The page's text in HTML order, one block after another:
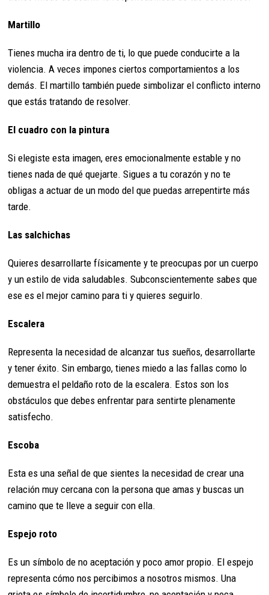
Martillo
Tienes mucha ira dentro de ti, lo que puede conducirte a la
violencia. A veces impones ciertos comportamientos a los
demás. El martillo también puede simbolizar el conflicto interno
que estás tratando de resolver.
El cuadro con la pintura
Si elegiste esta imagen, eres emocionalmente estable y no
tienes nada de qué quejarte. Sigues a tu corazón y no te
obligas a actuar de un modo del que puedas arrepentirte más
tarde.
Las salchichas
Quieres desarrollarte físicamente y te preocupas por un cuerpo
y un estilo de vida saludables. Subconscientemente sabes que
ese es el mejor camino para ti y quieres seguirlo.
Escalera
Representa la necesidad de alcanzar tus sueños, desarrollarte
y tener éxito. Sin embargo, tienes miedo a las fallas como lo
demuestra el peldaño roto de la escalera. Estos son los
obstáculos que debes enfrentar para sentirte plenamente
satisfecho.
Escoba
Esta es una señal de que sientes la necesidad de crear una
relación muy cercana con la persona que amas y buscas un
camino que te lleve a seguir con ella.
Espejo roto
Es un símbolo de no aceptación y poco amor propio. El espejo
representa cómo nos percibimos a nosotros mismos. Una